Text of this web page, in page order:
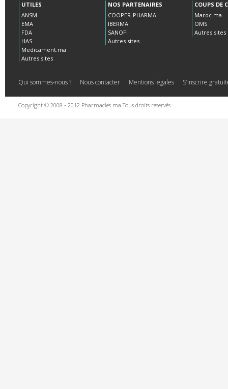
UTILES
ANSM
EMA
FDA
HAS
Medicament.ma
Autres sites
NOS PARTENAIRES
COOPER-PHARMA
IBERMA
SANOFI
Autres sites
COUPS DE
Maroc.ma
OMS
Autres sites
Qui sommes-nous ? Nous contacter Mentions legales S’inscrire
Copyright © 2008 - 2012 Pharmacies.ma Tous droits reservés